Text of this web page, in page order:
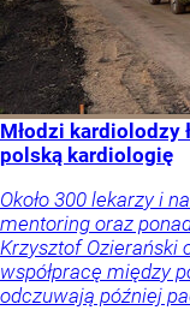
Młodzi kardiolodzy
polską kardiologię
Około 300 lekarzy i
mentoring oraz
Krzysztof Ozierański
współpracę między
odczuwają później